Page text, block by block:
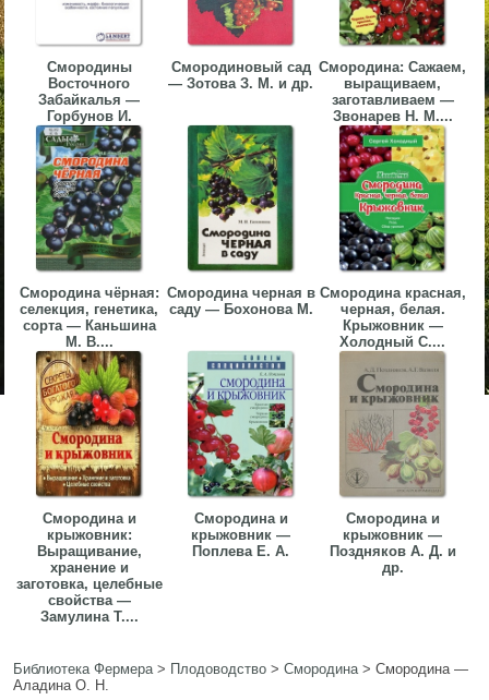
Смородины
Восточного
Забайкалья —
Горбунов И.
Смородиновый сад
— Зотова З. М. и др.
Смородина: Сажаем,
выращиваем,
заготавливаем —
Звонарев Н. М....
Смородина чёрная:
селекция, генетика,
сорта — Каньшина
М. В....
Смородина черная в
саду — Бохонова М.
Смородина красная,
черная, белая.
Крыжовник —
Холодный С....
Смородина и
крыжовник:
Выращивание,
хранение и
заготовка, целебные
свойства —
Замулина Т....
Смородина и
крыжовник —
Поплева Е. А.
Смородина и
крыжовник —
Поздняков А. Д. и
др.
Библиотека Фермера> Плодоводство >Смородина>Смородина —
Аладина О. Н.
▼